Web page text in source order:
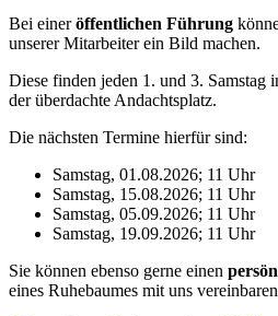
Bei eineröffent­li­chen Führung
unse­rer Mitar­bei­ter ein Bild machen.
Diese finden jeden 1. und 3. Sams­tag
der über­dachte Andachtsplatz.
Die nächs­ten Termine hier­für sind:
Sams­tag, 01.08.2026; 11 Uhr
Sams­tag, 15.08.2026; 11 Uhr
Sams­tag, 05.09.2026; 11 Uhr
Sams­tag, 19.09.2026; 11 Uhr
Sie können ebenso gerne einen
eines Ruhe­bau­mes mit uns